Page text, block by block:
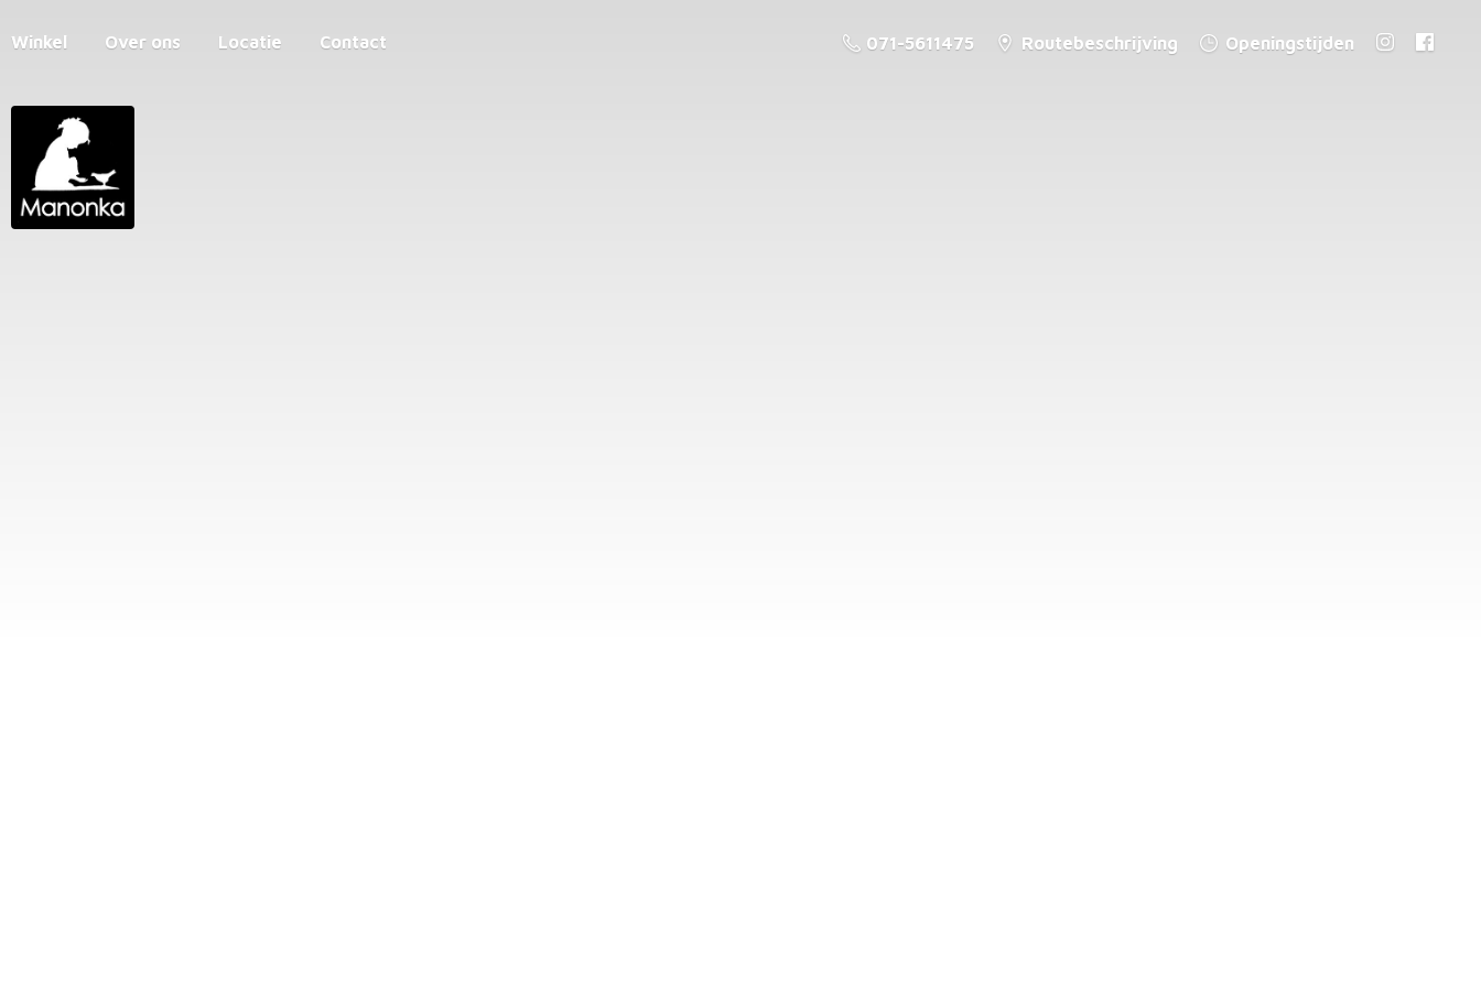
Winkel Over ons Locatie Contact 071-5611475 Routebeschrijving Openingstijden